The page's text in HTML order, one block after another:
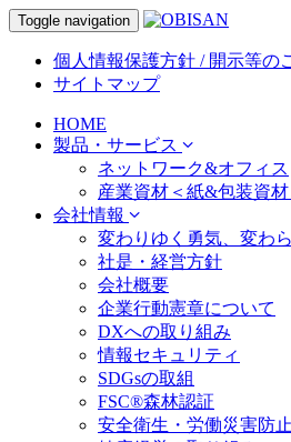
Toggle navigation
個人情報保護方針 / 開示等の
サイトマップ
HOME
製品・サービス
ネットワーク&オフィス
産業資材＜紙&包装資材
会社情報
変わりゆく勇気、変わ
社是・経営方針
会社概要
企業行動憲章について
DXへの取り組み
情報セキュリティ
SDGsの取組
FSC®森林認証
安全衛生・労働災害防